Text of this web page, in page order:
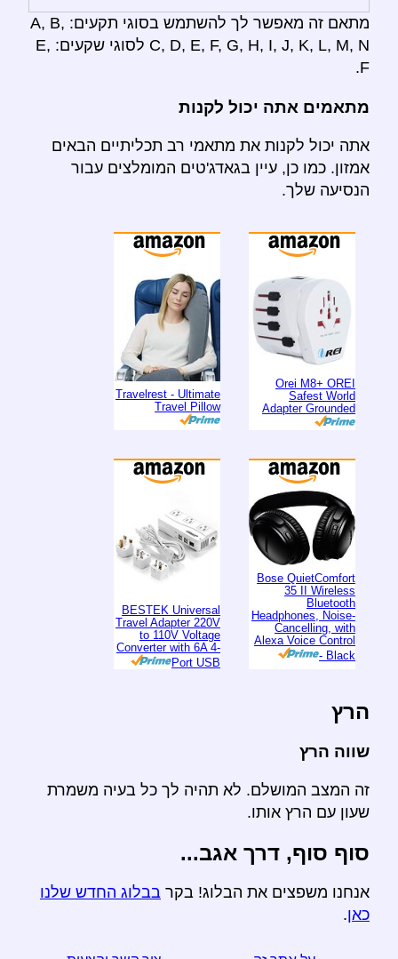
מתאם זה מאפשר לך להשתמש בסוגי תקעים: A, B,
C, D, E, F, G, H, I, J, K, L, M, N לסוגי שקעים: E,
F.
מתאמים אתה יכול לקנות
אתה יכול לקנות את מתאמי רב תכליתיים הבאים
אמזון. כמו כן, עיין בגאדג'טים המומלצים עבור
הנסיעה שלך.
Orei M8+ OREI
Safest World
Adapter Grounded
Travelrest - Ultimate
Travel Pillow
Bose QuietComfort
35 II Wireless
Bluetooth
Headphones, Noise-
Cancelling, with
Alexa Voice Control
- Black
BESTEK Universal
Travel Adapter 220V
to 110V Voltage
Converter with 6A 4-
Port USB
הרץ
שווה הרץ
זה המצב המושלם. לא תהיה לך כל בעיה משמרת
שעון עם הרץ אותו.
סוף סוף, דרך אגב...
אנחנו משפצים את הבלוג! בקר בבלוג החדש שלנו
כאן.